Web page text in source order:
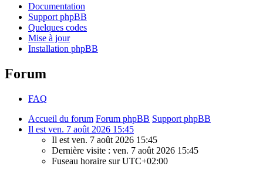
Documentation
Support phpBB
Quelques codes
Mise à jour
Installation phpBB
Forum
FAQ
Accueil du forum Forum phpBB Support phpBB
Il est ven. 7 août 2026 15:45
Il est ven. 7 août 2026 15:45
Dernière visite : ven. 7 août 2026 15:45
Fuseau horaire surUTC+02:00